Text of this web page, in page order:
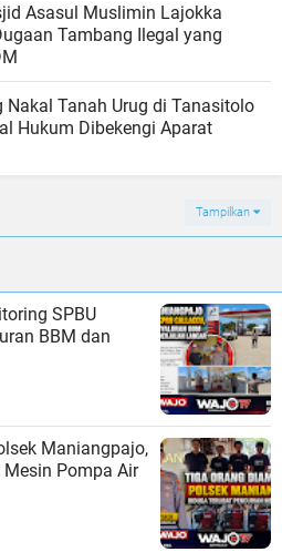
Asasul Muslimin Lajokka
Tambang Ilegal yang
Nakal Tanah Urug di Tanasitolo
Hukum Dibekengi Aparat
Tampilkan
SPBU
BBM dan
Maniangpajo,
Pompa Air